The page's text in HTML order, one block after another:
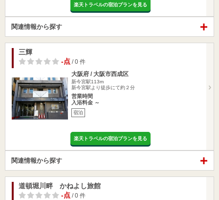
楽天トラベルの宿泊プランを見る
関連情報から探す
三輝
-点 / 0 件
大阪府 / 大阪市西成区
新今宮駅113m
新今宮駅より徒歩にて約２分
営業時間
入浴料金 ～
宿泊
楽天トラベルの宿泊プランを見る
関連情報から探す
道頓堀川畔 かねよし旅館
-点 / 0 件